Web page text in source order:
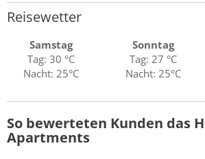
Reisewetter
Samstag
Tag: 30 °C
Nacht: 25°C
Sonntag
Tag: 27 °C
Nacht: 25°C
So bewerteten Kunden das
Apartments